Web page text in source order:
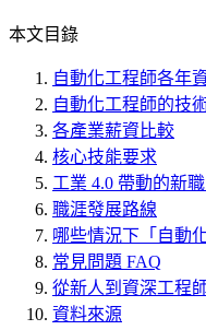
本文目錄
自動化工程師各年
自動化工程師的技
各產業薪資比較
核心技能要求
工業 4.0 帶動的新
職涯發展路線
哪些情況下「自動
常見問題 FAQ
從新人到資深工程
資料來源